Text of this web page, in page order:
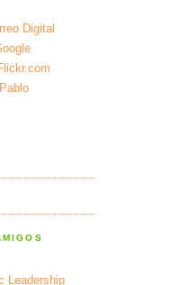
Digital
Leadership